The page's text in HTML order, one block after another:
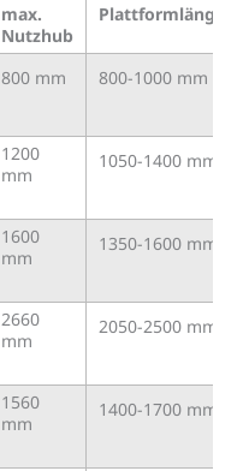
max.
Nutzhub
Plattformlänge
800 mm 800-1000 mm
1200
mm
1050-1400 mm
1600
mm
1350-1600 mm
2660
mm
2050-2500 mm
1560
mm
1400-1700 mm